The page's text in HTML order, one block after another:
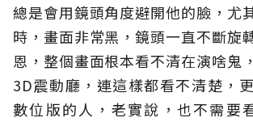
總是會用鏡頭角度避開他的臉，尤
時，畫面非常黑，鏡頭一直不斷旋
恩，整個畫面根本看不清在演啥鬼
3D震動廳，連這樣都看不清楚，
數位版的人，老實說，也不需要